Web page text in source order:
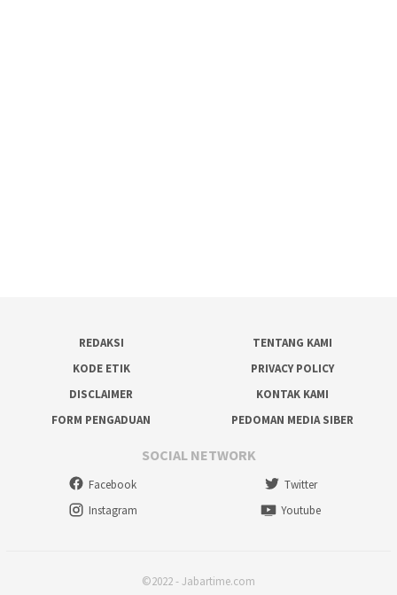
REDAKSI
TENTANG KAMI
KODE ETIK
PRIVACY POLICY
DISCLAIMER
KONTAK KAMI
FORM PENGADUAN
PEDOMAN MEDIA SIBER
SOCIAL NETWORK
Facebook
Twitter
Instagram
Youtube
©2022 - Jabartime.com